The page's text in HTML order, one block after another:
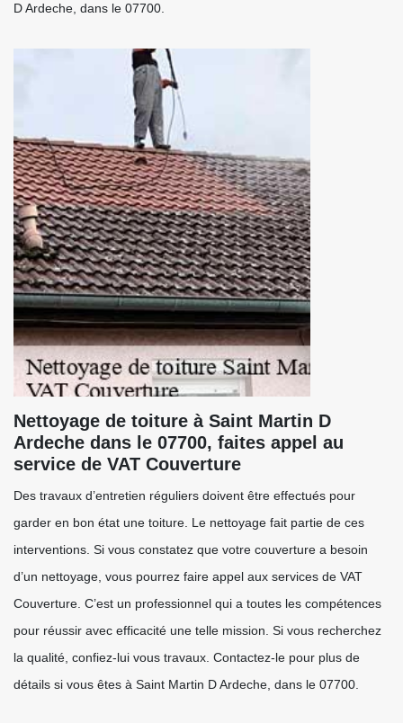
D Ardeche, dans le 07700.
Nettoyage de toiture à Saint Martin D
Ardeche dans le 07700, faites appel au
service de VAT Couverture
Des travaux d’entretien réguliers doivent être effectués pour
garder en bon état une toiture. Le nettoyage fait partie de ces
interventions. Si vous constatez que votre couverture a besoin
d’un nettoyage, vous pourrez faire appel aux services de VAT
Couverture. C’est un professionnel qui a toutes les compétences
pour réussir avec efficacité une telle mission. Si vous recherchez
la qualité, confiez-lui vous travaux. Contactez-le pour plus de
détails si vous êtes à Saint Martin D Ardeche, dans le 07700.